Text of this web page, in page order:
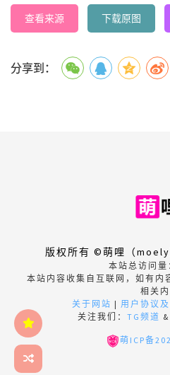
查看来源 下载原图
分享到：
版权所有 ©萌哩（moely
本站总访问量
本站内容收集自互联网，如有内
相关内
关于网站 | 用户协议
关注我们： TG频道 &
萌ICP备